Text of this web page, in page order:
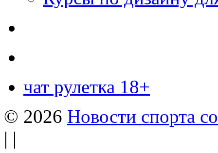
чат рулетка 18+
© 2026 Новости спорта
| |